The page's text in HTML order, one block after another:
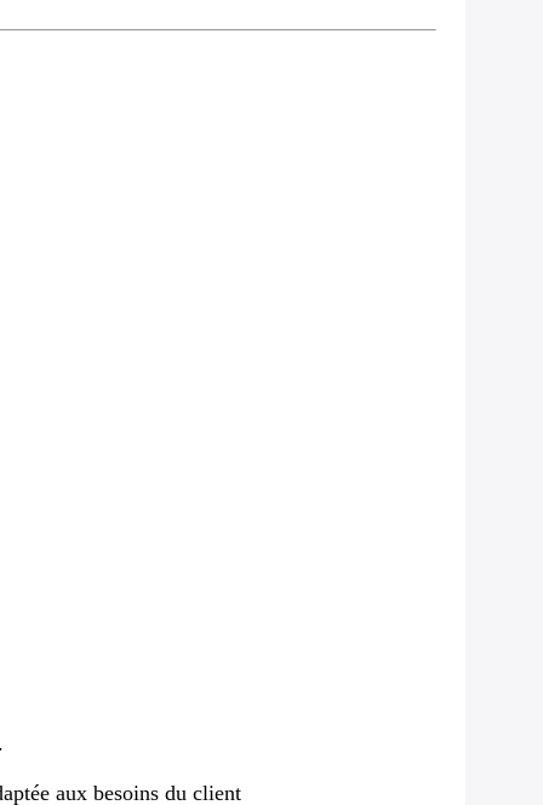
aux besoins du client